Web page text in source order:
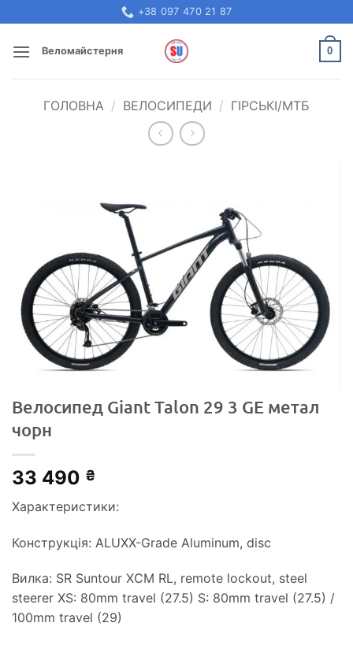
to
content
+38 097 470 21 87
Веломайстерня 0
ГОЛОВНА / ВЕЛОСИПЕДИ / ГІРСЬКІ/МТБ
Велосипед Giant Talon 29 3 GE метал
чорн
33 490 ₴
Характеристики:
Конструкція: ALUXX-Grade Aluminum, disc
Вилка: SR Suntour XCM RL, remote lockout, steel
steerer XS: 80mm travel (27.5) S: 80mm travel (27.5) /
100mm travel (29)